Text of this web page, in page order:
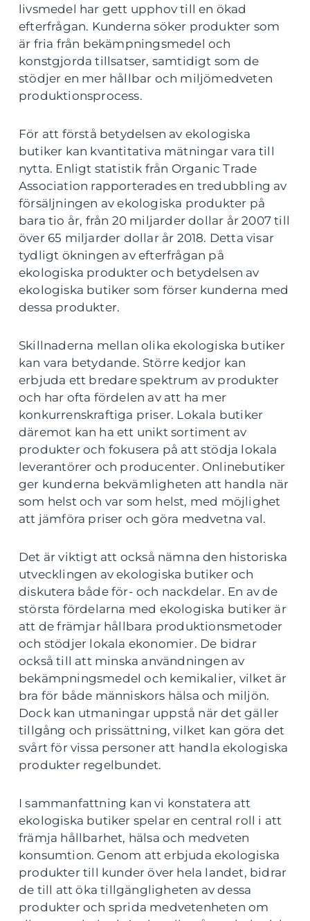
livsmedel har gett upphov till en ökad
efterfrågan. Kunderna söker produkter som
är fria från bekämpningsmedel och
konstgjorda tillsatser, samtidigt som de
stödjer en mer hållbar och miljömedveten
produktionsprocess.
För att förstå betydelsen av ekologiska
butiker kan kvantitativa mätningar vara till
nytta. Enligt statistik från Organic Trade
Association rapporterades en tredubbling av
försäljningen av ekologiska produkter på
bara tio år, från 20 miljarder dollar år 2007 till
över 65 miljarder dollar år 2018. Detta visar
tydligt ökningen av efterfrågan på
ekologiska produkter och betydelsen av
ekologiska butiker som förser kunderna med
dessa produkter.
Skillnaderna mellan olika ekologiska butiker
kan vara betydande. Större kedjor kan
erbjuda ett bredare spektrum av produkter
och har ofta fördelen av att ha mer
konkurrenskraftiga priser. Lokala butiker
däremot kan ha ett unikt sortiment av
produkter och fokusera på att stödja lokala
leverantörer och producenter. Onlinebutiker
ger kunderna bekvämligheten att handla när
som helst och var som helst, med möjlighet
att jämföra priser och göra medvetna val.
Det är viktigt att också nämna den historiska
utvecklingen av ekologiska butiker och
diskutera både för- och nackdelar. En av de
största fördelarna med ekologiska butiker är
att de främjar hållbara produktionsmetoder
och stödjer lokala ekonomier. De bidrar
också till att minska användningen av
bekämpningsmedel och kemikalier, vilket är
bra för både människors hälsa och miljön.
Dock kan utmaningar uppstå när det gäller
tillgång och prissättning, vilket kan göra det
svårt för vissa personer att handla ekologiska
produkter regelbundet.
I sammanfattning kan vi konstatera att
ekologiska butiker spelar en central roll i att
främja hållbarhet, hälsa och medveten
konsumtion. Genom att erbjuda ekologiska
produkter till kunder över hela landet, bidrar
de till att öka tillgängligheten av dessa
produkter och sprida medvetenheten om